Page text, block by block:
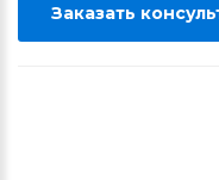
Заказать